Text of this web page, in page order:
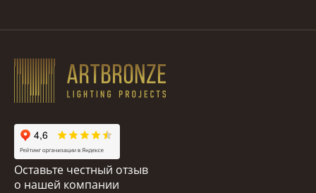
Оставьте честный отзыв
о нашей компании